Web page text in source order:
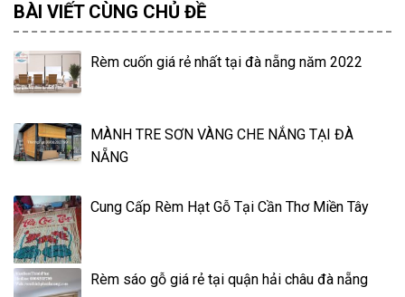
BÀI VIẾT CÙNG CHỦ ĐỀ
Rèm cuốn giá rẻ nhất tại đà nẵng năm 2022
MÀNH TRE SƠN VÀNG CHE NẮNG TẠI ĐÀ
NẴNG
Cung Cấp Rèm Hạt Gỗ Tại Cần Thơ Miền Tây
Rèm sáo gỗ giá rẻ tại quận hải châu đà nẵng